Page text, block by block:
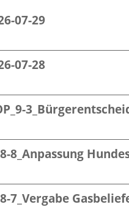
07-29
07-28
8-8_Anpassung
8-7_Vergabe